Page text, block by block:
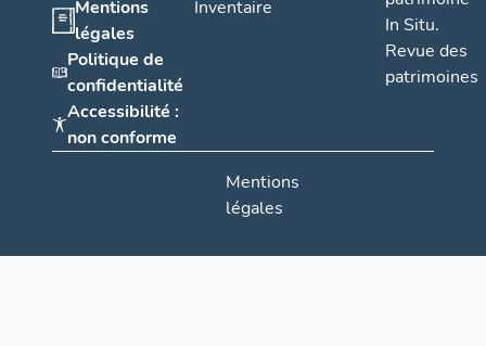
Mentions
légales
Politique de
confidentialité
Accessibilité :
non conforme
Inventaire
In Situ.
Revue des
patrimoines
Mentions
légales